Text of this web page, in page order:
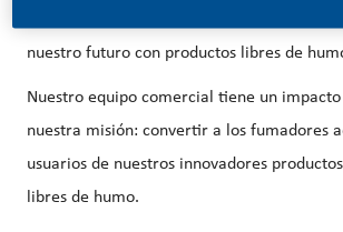
nuestro futuro con productos libres de
Nuestro equipo comercial tiene un
nuestra misión: convertir a los fumadores
usuarios de nuestros innovadores productos
libres de humo.